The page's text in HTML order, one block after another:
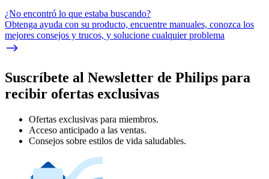
¿No encontró lo que estaba buscando?
Obtenga ayuda con su producto, encuentre manuales, conozca los
mejores consejos y trucos, y solucione cualquier problema
Suscríbete al Newsletter de Philips para
recibir ofertas exclusivas
Ofertas exclusivas para miembros.
Acceso anticipado a las ventas.
Consejos sobre estilos de vida saludables.